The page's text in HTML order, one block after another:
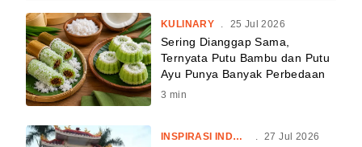
KULINARY . 25 Jul 2026
Sering Dianggap Sama,
Ternyata Putu Bambu dan Putu
Ayu Punya Banyak Perbedaan
3 min
INSPIRASI INDONESIA . 27 Jul 2026